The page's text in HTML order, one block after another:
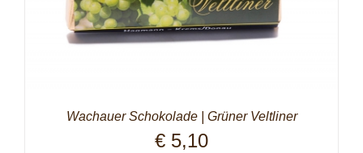
Wachauer Schokolade | Grüner Veltliner
€ 5,10